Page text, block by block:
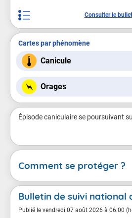
Consulter le
Cartes par phénomène
Canicule
Orages
Épisode caniculaire se poursuivant
Comment se protéger ?
Canicule
En cas de vigilance orange
Bulletin de suivi national
Publié le vendredi 07 août 2026 à 06:00